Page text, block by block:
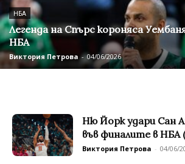
НБА
Легенда на Спърс короняса
НБА
Виктория Петрова - 04/06/2026
Ню Йорк удари Сан
във финалите в НБА
Виктория Петрова - 04/06/